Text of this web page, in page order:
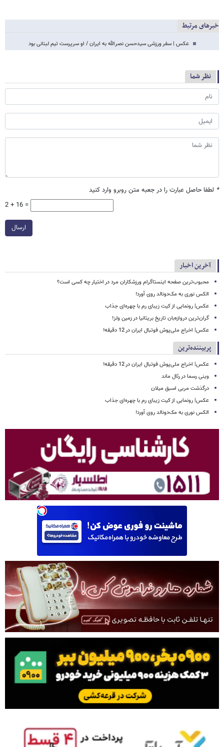
خبرهای مرتبط
عکس | سفر ورزشی سیدحسن نصرالله به ایران / او سرپرست تیم لبنانی بود
نظر شما
* لطفا حاصل عبارت را در جعبه متن روبرو وارد کنید
2 + 16 =
ارسال
آخرین اخبار
محبوب‌ترین صفحه اینستاگرام ورزشکاران مرد در اختیار چه کسی است؟
الکس نوری به مک‌دونالد روی آورد!
عکس| رونمایی از کیت زیبای رم با چهره‌ای جذاب
گران‌ترین دروازه‌بان تاریخ بریتانیا در زمین ولز!
عکس| اخراج ملی‌پوش فوتبال ایران در 12 دقیقه!
پربیننده‌ترین
عکس| اخراج ملی‌پوش فوتبال ایران در 12 دقیقه!
وینی رسما در رئال ماند
درگذشت مربی اسبق میلان
عکس| رونمایی از کیت زیبای رم با چهره‌ای جذاب
الکس نوری به مک‌دونالد روی آورد!